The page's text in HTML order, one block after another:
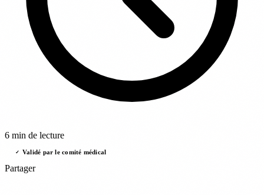
6 min de lecture
✓ Validé par le comité médical
Partager